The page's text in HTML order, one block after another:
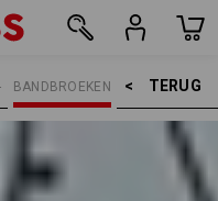
TERUG    >
BANDBROEKEN